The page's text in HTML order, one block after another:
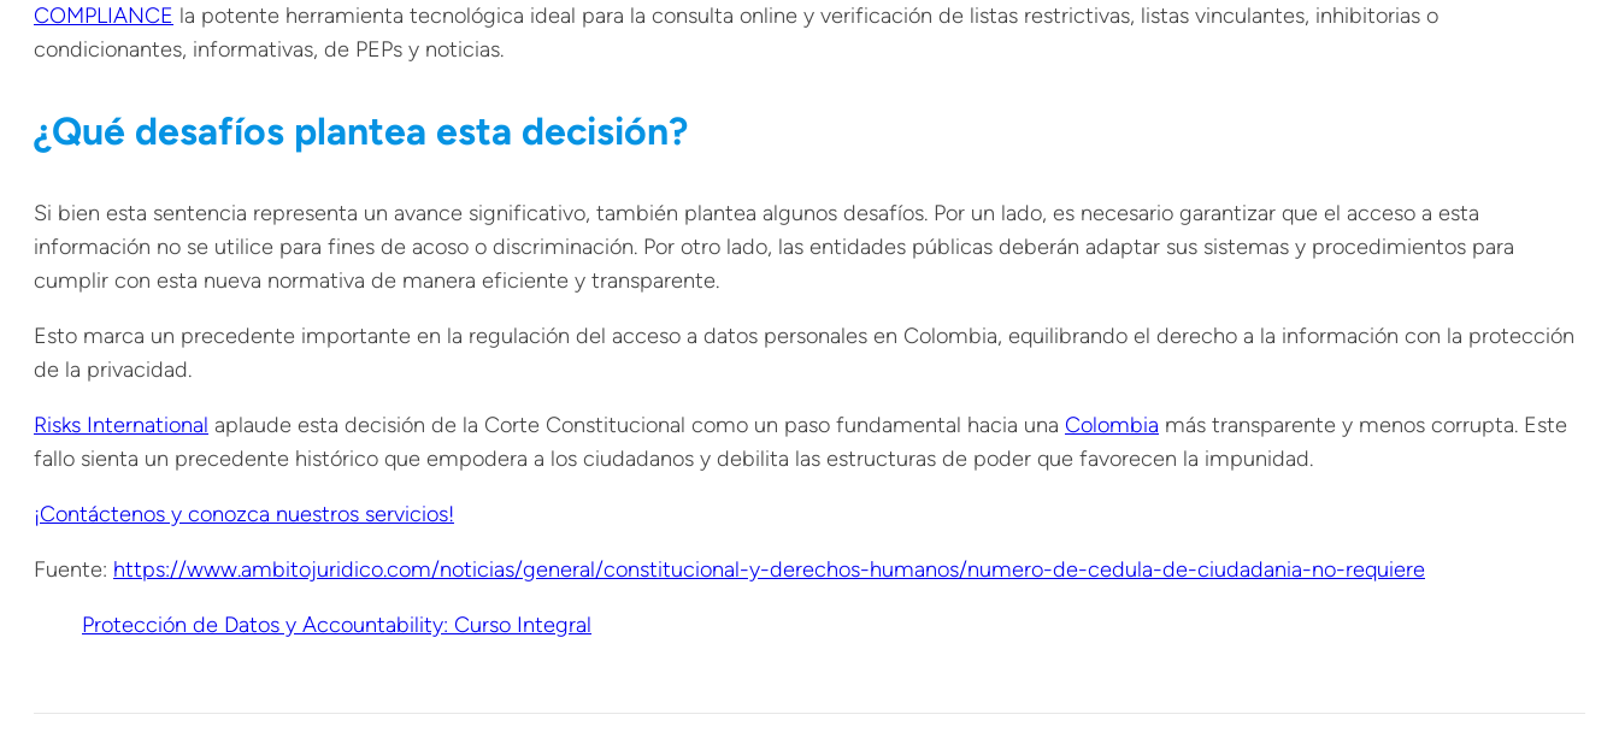
COMPLIANCE la potente herramienta tecnológica ideal para la consulta online y verificación de listas restrictivas, listas vinculantes, inhibitorias o
condicionantes, informativas, de PEPs y noticias.
¿Qué desafíos plantea esta decisión?
Si bien esta sentencia representa un avance significativo, también plantea algunos desafíos. Por un lado, es necesario garantizar que el acceso a esta
información no se utilice para fines de acoso o discriminación. Por otro lado, las entidades públicas deberán adaptar sus sistemas y procedimientos para
cumplir con esta nueva normativa de manera eficiente y transparente.
Esto marca un precedente importante en la regulación del acceso a datos personales en Colombia, equilibrando el derecho a la información con la protección
de la privacidad.
Risks International aplaude esta decisión de la Corte Constitucional como un paso fundamental hacia una Colombia más transparente y menos corrupta. Este
fallo sienta un precedente histórico que empodera a los ciudadanos y debilita las estructuras de poder que favorecen la impunidad.
¡Contáctenos y conozca nuestros servicios!
Fuente: https://www.ambitojuridico.com/noticias/general/constitucional-y-derechos-humanos/numero-de-cedula-de-ciudadania-no-requiere
Protección de Datos y Accountability: Curso Integral